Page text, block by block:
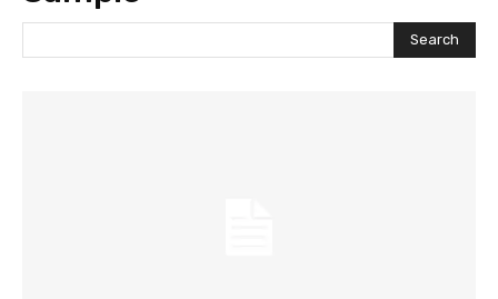
Search